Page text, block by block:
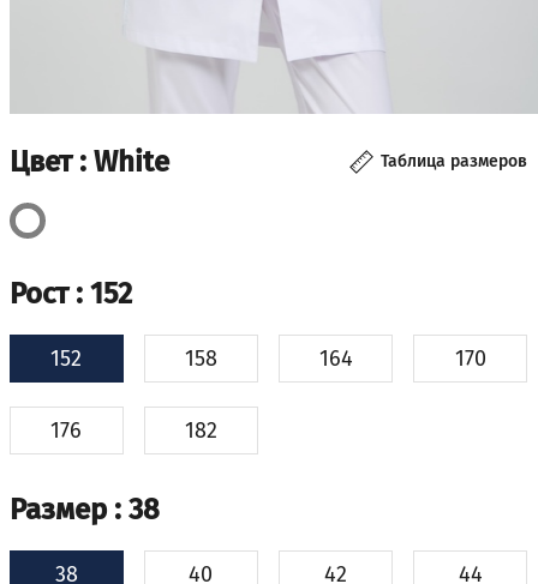
Цвет: White Таблица размеров
Рост: 152
152 158 164 170
176 182
Размер : 38
38 40 42 44